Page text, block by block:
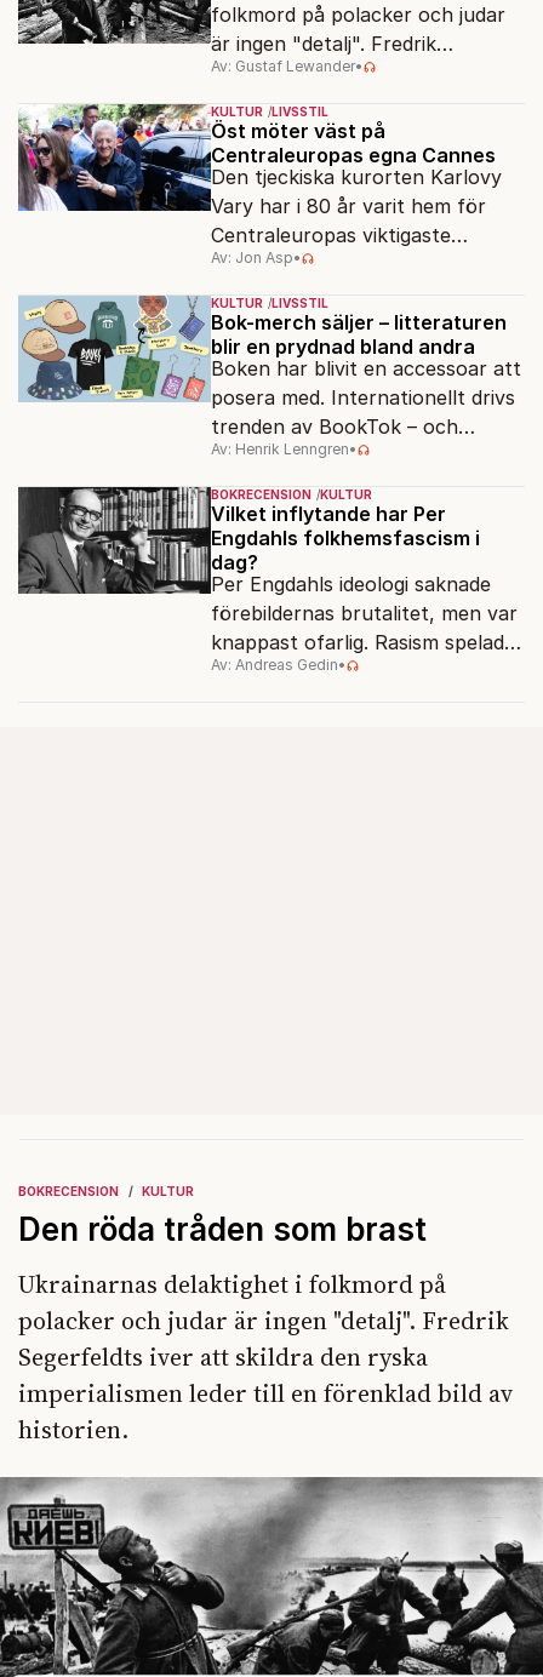
folkmord på polacker och judar
är ingen "detalj". Fredrik
Segerfeldts iver att skildra den
ryska imperialismen leder till en
förenklad bild av historien.
Av: Gustaf Lewander•
KULTUR LIVSSTIL
Öst möter väst på
Centraleuropas egna Cannes
Den tjeckiska kurorten Karlovy
Vary har i 80 år varit hem för
Centraleuropas viktigaste
filmfestival – en plats där
Hollywoodglans möter
egensinnighet.
Av: Jon Asp•
KULTUR LIVSSTIL
Bok-merch säljer – litteraturen
blir en prydnad bland andra
Boken har blivit en accessoar att
posera med. Internationellt drivs
trenden av BookTok – och
förlagen följer efter.
Av: Henrik Lenngren•
BOKRECENSION KULTUR
Vilket inflytande har Per
Engdahls folkhemsfascism i
dag?
Per Engdahls ideologi saknade
förebildernas brutalitet, men var
knappast ofarlig. Rasism spelades
ned i förmån för "kultur". Känns
Av: Andreas Gedin•
BOKRECENSION KULTUR
Den röda tråden som brast
Ukrainarnas delaktighet i folkmord på
polacker och judar är ingen "detalj". Fredrik
Segerfeldts iver att skildra den ryska
imperialismen leder till en förenklad bild av
historien.